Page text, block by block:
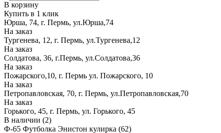
В корзину
Купить в 1 клик
Юрша, 74, г. Пермь, ул.Юрша,74
На заказ
Тургенева, 12, г. Пермь, ул.Тургенева,12
На заказ
Солдатова, 36, г.Пермь, ул.Солдатова,36
На заказ
Пожарского,10, г. Пермь ул. Пожарского, 10
На заказ
Петропавловская, 70, г. Пермь, ул.Петропавловская,70
На заказ
Горького, 45, г. Пермь, ул. Горького, 45
В наличии (2)
Ф-65 Футболка Энистон кулирка (62)